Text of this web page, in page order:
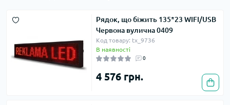
Рядок, що біжить 135*23 WIFI/USB
Червона вулична 0409
Код товару: tx_9736
В наявності
0
4 576 грн.